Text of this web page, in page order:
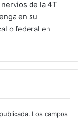
de la 4T
en su
o federal en
Los campos